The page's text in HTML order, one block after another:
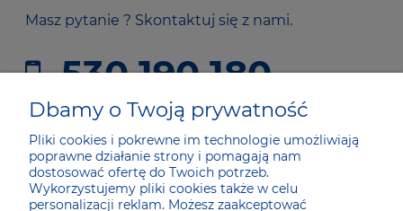
Masz pytanie ? Skontaktuj się z nami.
530 190 180
sklep@he24.pl
JAK KUPOWAĆ
Dbamy o Twoją prywatność
Pliki cookies i pokrewne im technologie umożliwiają
poprawne działanie strony i pomagają nam
dostosować ofertę do Twoich potrzeb.
Wykorzystujemy pliki cookies także w celu
personalizacji reklam. Możesz zaakceptować